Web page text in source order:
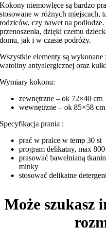
Kokony niemowlęce są bardzo
stosowane w różnych miejscach,
rodziców, czy nawet na
przenoszenia, dzięki czemu
domu, jak i w czasie podróży.
Wszystkie elementy są
watoliny antyalergicznej oraz
Wymiary kokonu:
zewnętrzne – ok 72×40 cm
wewnętrzne – ok 85×58 cm
Specyfikacja prania :
prać w pralce w temp 30 st
program delikatny, max
prasować bawełnianą
minky
stosować delikatne
Może szukasz